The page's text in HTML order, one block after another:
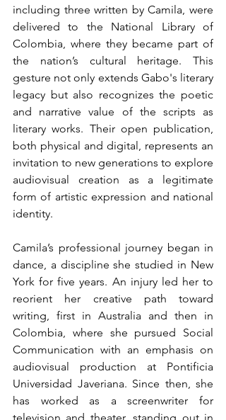
including three written by Camila, were
delivered to the National Library of
Colombia, where they became part of
the nation’s cultural heritage. This
gesture not only extends Gabo's literary
legacy but also recognizes the poetic
and narrative value of the scripts as
literary works. Their open publication,
both physical and digital, represents an
invitation to new generations to explore
audiovisual creation as a legitimate
form of artistic expression and national
identity.
Camila’s professional journey began in
dance, a discipline she studied in New
York for five years. An injury led her to
reorient her creative path toward
writing, first in Australia and then in
Colombia, where she pursued Social
Communication with an emphasis on
audiovisual production at Pontificia
Universidad Javeriana. Since then, she
has worked as a screenwriter for
television and theater, standing out in